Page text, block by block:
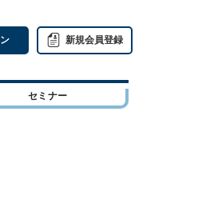
新規会員登録
セミナー